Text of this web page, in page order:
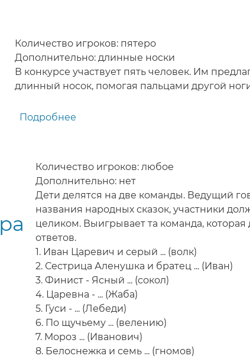
игра
для
детей
Количество игроков: пятеро
Дополнительно: длинные носки
В конкурсе участвует пять человек. Им
длинный носок, помогая пальцами другой
Подробнее
для
детей
Количество игроков: любое
Дополнительно: нет
Дети делятся на две команды. Ведущий
названия народных сказок, участники
целиком. Выигрывает та команда,
ответов.
1. Иван Царевич и серый ... (волк)
2. Сестрица Аленушка и братец ... (Иван)
3. Финист - Ясный ... (сокол)
4. Царевна - ... (Жаба)
5. Гуси - ... (Лебеди)
6. По щучьему ... (велению)
7. Мороз ... (Иванович)
8. Белоснежка и семь ... (гномов)